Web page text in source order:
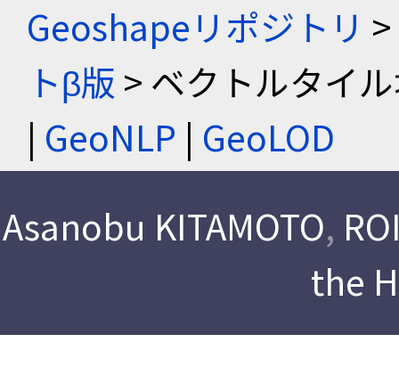
Geoshapeリポジトリ >
トβ版 > ベクトルタイ
| GeoNLP | GeoLOD
Asanobu KITAMOTO,
the